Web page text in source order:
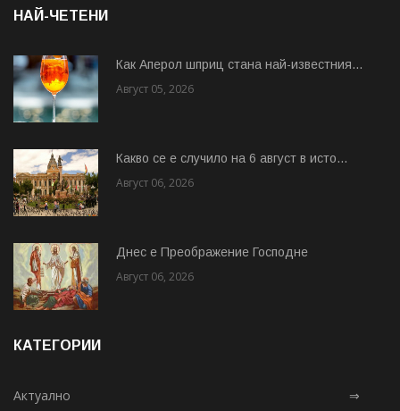
НАЙ-ЧЕТЕНИ
Как Аперол шприц стана най-известния...
Август 05, 2026
Какво се е случило на 6 август в исто...
Август 06, 2026
Днес е Преображение Господне
Август 06, 2026
КАТЕГОРИИ
Актуално ⇒